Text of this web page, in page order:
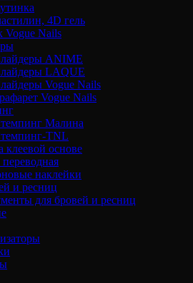
4D гель
Vogue Nails
ANIME
LAQUE
Vogue Nails
Vogue Nails
Малина
TNL
клеевой основе
наклейки
и ресниц
для бровей и ресниц